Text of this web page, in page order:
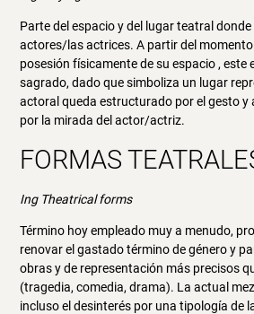
Parte del espacio y del lugar teatral
actores/las actrices. A partir del
posesión físicamente de su espacio , este
sagrado, dado que simboliza un lugar
actoral queda estructurado por el gesto y
por la mirada del actor/actriz.
FORMAS
Ing Theatrical forms
Término hoy empleado muy a menudo,
renovar el gastado término de género y
obras y de representación más precisos
(tragedia, comedia, drama). La actual
incluso el desinterés por una tipología de